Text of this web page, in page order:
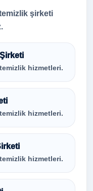
şirketi
hizmetleri.
hizmetleri.
hizmetleri.